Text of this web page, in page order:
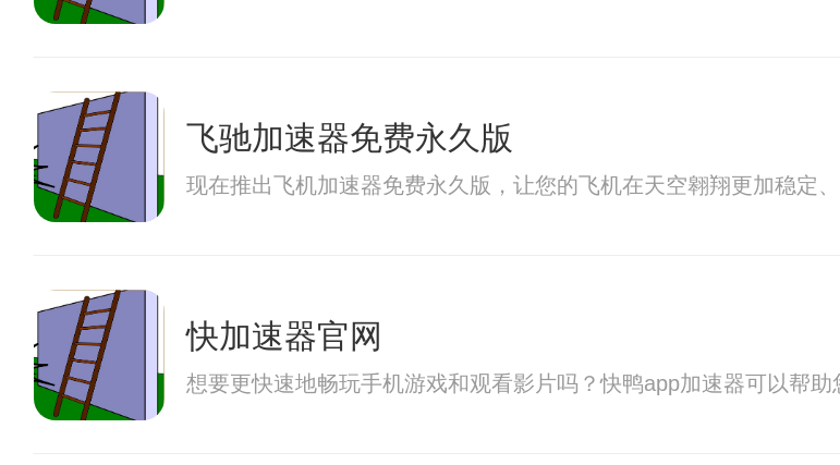
飞驰加速器免费永久版
现在推出飞机加速器免费永久版，让您的飞机在天空翱翔更加稳定、
快加速器官网
想要更快速地畅玩手机游戏和观看影片吗？快鸭app加速器可以帮